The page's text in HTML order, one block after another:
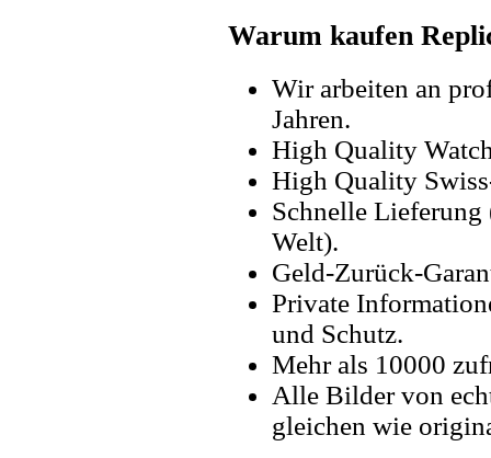
Warum kaufen
Wir arbeiten an
Jahren.
High Quality
High Quality
Schnelle Lieferung
Welt).
Geld-Zurück-
Private
und Schutz.
Mehr als 10000
Alle Bilder von
gleichen wie